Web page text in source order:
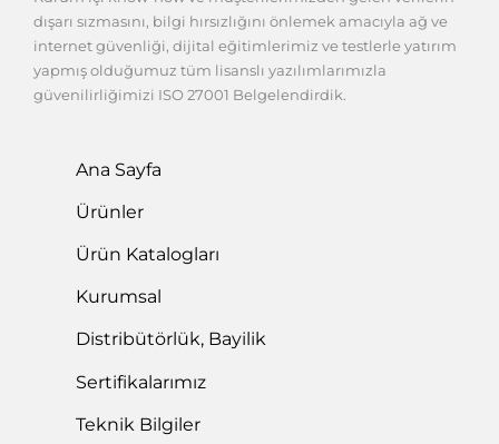
dışarı sızmasını, bilgi hırsızlığını önlemek amacıyla ağ ve
internet güvenliği, dijital eğitimlerimiz ve testlerle yatırım
yapmış olduğumuz tüm lisanslı yazılımlarımızla
güvenilirliğimizi ISO 27001 Belgelendirdik.
Ana Sayfa
Ürünler
Ürün Katalogları
Kurumsal
Distribütörlük, Bayilik
Sertifikalarımız
Teknik Bilgiler